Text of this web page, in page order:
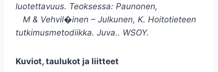
luotettavuus. Teoksessa: Paunonen,
M & Vehvil�inen – Julkunen, K. Hoitotieteen
tutkimusmetodiikka. Juva.. WSOY.
Kuviot, taulukot ja liitteet